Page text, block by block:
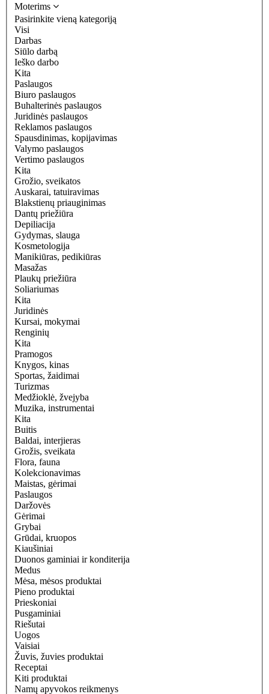
Moterims
Pasirinkite vieną kategoriją
Visi
Darbas
Siūlo darbą
Ieško darbo
Kita
Paslaugos
Biuro paslaugos
Buhalterinės paslaugos
Juridinės paslaugos
Reklamos paslaugos
Spausdinimas, kopijavimas
Valymo paslaugos
Vertimo paslaugos
Kita
Grožio, sveikatos
Auskarai, tatuiravimas
Blakstienų priauginimas
Dantų priežiūra
Depiliacija
Gydymas, slauga
Kosmetologija
Manikiūras, pedikiūras
Masažas
Plaukų priežiūra
Soliariumas
Kita
Juridinės
Kursai, mokymai
Renginių
Kita
Pramogos
Knygos, kinas
Sportas, žaidimai
Turizmas
Medžioklė, žvejyba
Muzika, instrumentai
Kita
Buitis
Baldai, interjieras
Grožis, sveikata
Flora, fauna
Kolekcionavimas
Maistas, gėrimai
Paslaugos
Daržovės
Gėrimai
Grybai
Grūdai, kruopos
Kiaušiniai
Duonos gaminiai ir konditerija
Medus
Mėsa, mėsos produktai
Pieno produktai
Prieskoniai
Pusgaminiai
Riešutai
Uogos
Vaisiai
Žuvis, žuvies produktai
Receptai
Kiti produktai
Namų apyvokos reikmenys